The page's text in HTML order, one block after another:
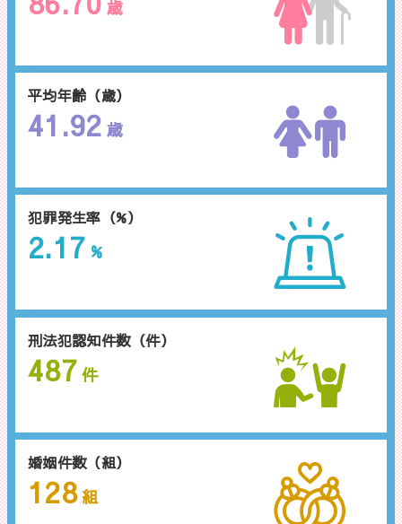
平均年齢（歳）
41.92 歳
刑法犯認知件数（件）
487 件
歳
犯罪発生率（%）
2.17 %
婚姻件数（組）
128 組